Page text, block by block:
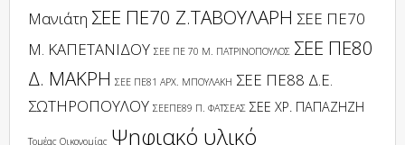
Μανιάτη ΣΕΕ ΠΕ70 Ζ.ΤΑΒΟΥΛΑΡΗ ΣΕΕ ΠΕ70
Μ. ΚΑΠΕΤΑΝΙΔΟΥ ΣΕΕ ΠΕ 70 Μ. ΠΑΤΡΙΝΟΠΟΥΛΟΣ ΣΕΕ ΠΕ80
Δ. ΜΑΚΡΗ ΣΕΕ ΠΕ81 ΑΡΧ. ΜΠΟΥΛΑΚΗ ΣΕΕ ΠΕ88 Δ.Ε.
ΣΩΤΗΡΟΠΟΥΛΟΥ ΣΕΕΠΕ89 Π. ΦΑΤΣΕΑΣ ΣΕΕ ΧΡ. ΠΑΠΑΖΗΖΗ
Τομέας Οικονομίας Ψηφιακό υλικό